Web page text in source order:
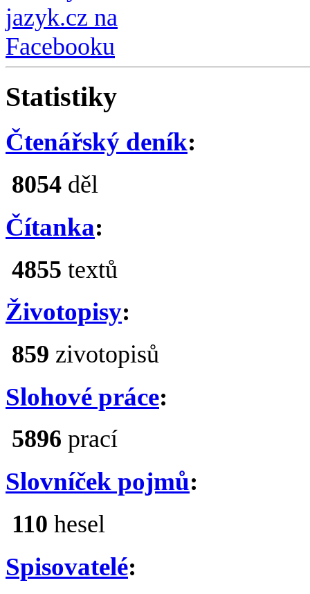
Statistiky
Čtenářský deník:
8054 děl
Čítanka:
4855 textů
Životopisy:
859 zivotopisů
Slohové práce:
5896 prací
Slovníček pojmů:
110 hesel
Spisovatelé: